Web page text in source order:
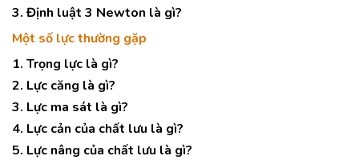
3. Định luật 3 Newton là gì?
Một số lực thường gặp
1. Trọng lực là gì?
2. Lực căng là gì?
3. Lực ma sát là gì?
4. Lực cản của chất lưu là gì?
5. Lực nâng của chất lưu là gì?